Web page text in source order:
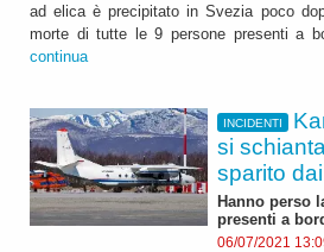
ad elica è precipitato in Svezia poco
morte di tutte le 9 persone presenti a
continua
INCIDENTI
si
sparito
Hanno perso
presenti a
06/07/2021